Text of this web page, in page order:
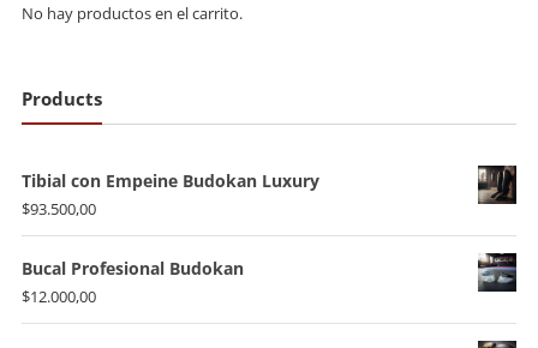
No hay productos en el carrito.
Products
Tibial con Empeine Budokan Luxury
$93.500,00
Bucal Profesional Budokan
$12.000,00